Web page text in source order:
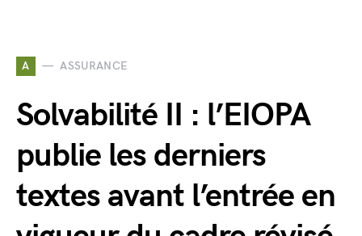
A ASSURANCE
Solvabilité II : l’EIOPA
publie les derniers
textes avant l’entrée en